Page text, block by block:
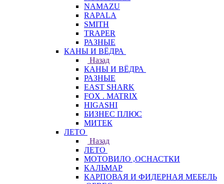
NAMAZU
RAPALA
SMITH
TRAPER
РАЗНЫЕ
КАНЫ И ВЁДРА
Назад
КАНЫ И ВЁДРА
РАЗНЫЕ
EAST SHARK
FOX . MATRIX
HIGASHI
БИЗНЕС ПЛЮС
МИТЕК
ЛЕТО
Назад
ЛЕТО
МОТОВИЛО ,ОСНАСТКИ
КАЛЬМАР
КАРПОВАЯ И ФИДЕРНАЯ МЕБЕЛЬ